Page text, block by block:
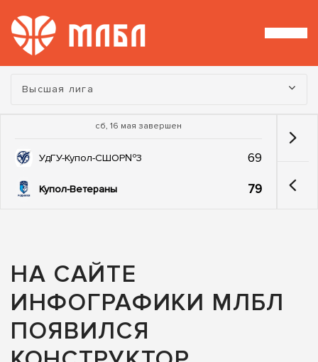
Турнир:
Высшая лига
сб, 16 мая завершен
УдГУ-Купол-СШОР№3 69
Купол-Ветераны 79
НА САЙТЕ
ИНФОГРАФИКИ МЛБЛ
ПОЯВИЛСЯ